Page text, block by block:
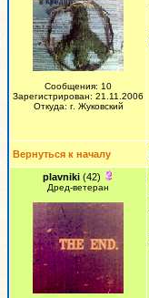
Сообщения: 10
Зарегистрирован: 21.11.2006
Откуда: г. Жуковский
Вернуться к началу
plavniki (42)
Дред-ветеран